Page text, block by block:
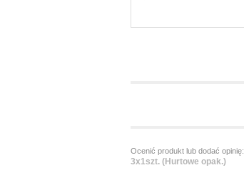
Ocenić produkt lub dodać opinię:
3x1szt. (Hurtowe opak.)